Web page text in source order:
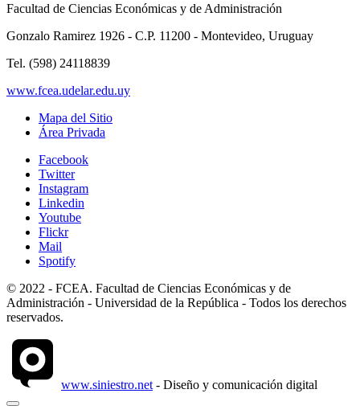
Facultad de Ciencias Económicas y de Administración
Gonzalo Ramirez 1926 - C.P. 11200 - Montevideo, Uruguay
Tel. (598) 24118839
www.fcea.udelar.edu.uy
Mapa del Sitio
Área Privada
Facebook
Twitter
Instagram
Linkedin
Youtube
Flickr
Mail
Spotify
© 2022 - FCEA. Facultad de Ciencias Económicas y de
Administración - Universidad de la República - Todos los derechos
reservados.
www.siniestro.net - Diseño y comunicación digital